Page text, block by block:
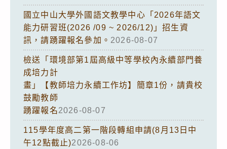
國立中山大學外國語文教學中心「2026年語文
能力研習班(2026 /09 ~ 2026/12)」招生資
訊，請踴躍報名參加。 2026-08-07
檢送「環境部第1屆高級中等學校內永續部門養
成培力計
畫」【教師培力永續工作坊】簡章1份，請貴校
鼓勵教師
踴躍報名2026-08-07
115學年度高二第一階段轉組申請(8月13日中
午12點截止)2026-08-06